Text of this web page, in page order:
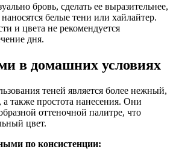
бровь, сделать ее выразительнее,
белые тени или хайлайтер.
и цвета не рекомендуется
дня.
в домашних условиях
теней является более нежный,
также простота нанесения. Они
оттеночной палитре, что
цвет.
по консистенции: